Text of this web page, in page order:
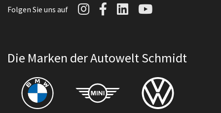
Folgen Sie uns auf Autowelt Schmidt auf
Autowelt Schmidt
AutoweltAutowelt
Die Marken der Autowelt Schmidt